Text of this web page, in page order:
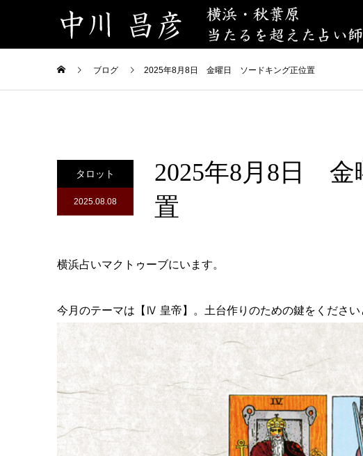
ブログ 2025年8月8日 金曜日 ソードキング正位置
タロット
2025.08.08
2025年8月8日
置
横浜占いマクトゥーブにいます。
今月のテーマは【Ⅳ 皇帝】。土台作りのための鍵をくださ